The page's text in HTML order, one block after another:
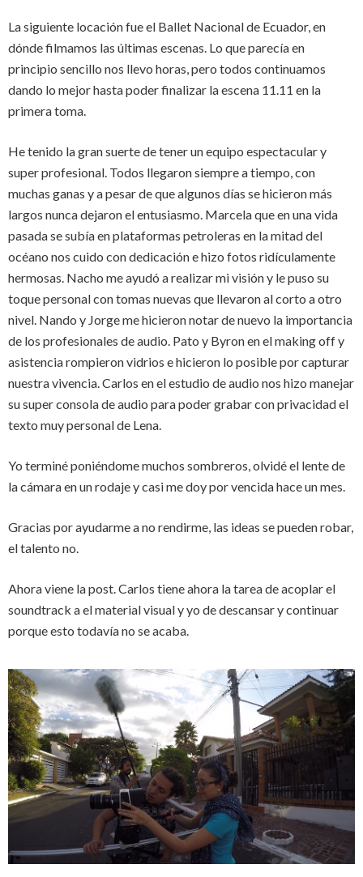
La siguiente locación fue el Ballet Nacional de Ecuador, en
dónde filmamos las últimas escenas. Lo que parecía en
principio sencillo nos llevo horas, pero todos continuamos
dando lo mejor hasta poder finalizar la escena 11.11 en la
primera toma.
He tenido la gran suerte de tener un equipo espectacular y
super profesional. Todos llegaron siempre a tiempo, con
muchas ganas y a pesar de que algunos días se hicieron más
largos nunca dejaron el entusiasmo. Marcela que en una vida
pasada se subía en plataformas petroleras en la mitad del
océano nos cuido con dedicación e hizo fotos ridículamente
hermosas. Nacho me ayudó a realizar mi visión y le puso su
toque personal con tomas nuevas que llevaron al corto a otro
nivel. Nando y Jorge me hicieron notar de nuevo la importancia
de los profesionales de audio. Pato y Byron en el making off y
asistencia rompieron vidrios e hicieron lo posible por capturar
nuestra vivencia. Carlos en el estudio de audio nos hizo manejar
su super consola de audio para poder grabar con privacidad el
texto muy personal de Lena.
Yo terminé poniéndome muchos sombreros, olvidé el lente de
la cámara en un rodaje y casi me doy por vencida hace un mes.
Gracias por ayudarme a no rendirme, las ideas se pueden robar,
el talento no.
Ahora viene la post. Carlos tiene ahora la tarea de acoplar el
soundtrack a el material visual y yo de descansar y continuar
porque esto todavía no se acaba.